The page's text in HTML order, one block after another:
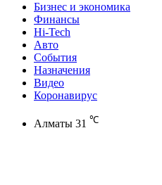
Бизнес и экономика
Финансы
Hi-Tech
Авто
События
Назначения
Видео
Коронавирус
Алматы 31 ℃